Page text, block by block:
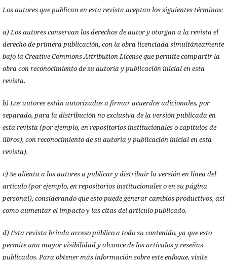
Los autores que publican en esta revista aceptan los siguientes términos:
a) Los autores conservan los derechos de autor y otorgan a la revista el
derecho de primera publicación, con la obra licenciada simultáneamente
bajo la Creative Commons Attribution License que permite compartir la
obra con reconocimiento de su autoría y publicación inicial en esta
revista.
b) Los autores están autorizados a firmar acuerdos adicionales, por
separado, para la distribución no exclusiva de la versión publicada en
esta revista (por ejemplo, en repositorios institucionales o capítulos de
libros), con reconocimiento de su autoría y publicación inicial en esta
revista).
c) Se alienta a los autores a publicar y distribuir la versión en línea del
artículo (por ejemplo, en repositorios institucionales o en su página
personal), considerando que esto puede generar cambios productivos, así
como aumentar el impacto y las citas del artículo publicado.
d) Esta revista brinda acceso público a todo su contenido, ya que esto
permite una mayor visibilidad y alcance de los artículos y reseñas
publicados. Para obtener más información sobre este enfoque, visite